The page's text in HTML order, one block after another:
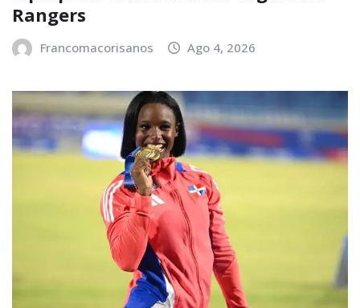
Rangers
Francomacorisanos Ago 4, 2026